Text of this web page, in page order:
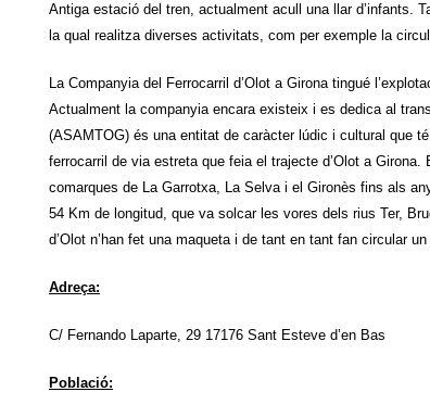
Antiga estació del tren, actualment acull una llar d’infants.
la qual realitza diverses activitats, com per exemple la
La Companyia del Ferrocarril d’Olot a Girona tingué
Actualment la companyia encara existeix i es dedica al
(ASAMTOG) és una entitat de caràcter lúdic i cultural que
ferrocarril de via estreta que feia el trajecte d’Olot a
comarques de La Garrotxa, La Selva i el Gironès fins als
54 Km de longitud, que va solcar les vores dels rius Ter,
d’Olot n’han fet una maqueta i de tant en tant fan circular
Adreça:
C/ Fernando Laparte, 29 17176 Sant Esteve d’en Bas
Població: